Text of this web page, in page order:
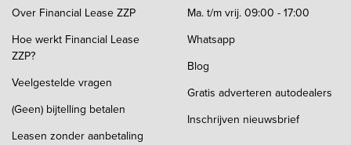
Over Financial Lease ZZP
Hoe werkt Financial Lease
ZZP?
Veelgestelde vragen
(Geen) bijtelling betalen
Leasen zonder aanbetaling
Ma. t/m vrij. 09:00 - 17:00
Whatsapp
Blog
Gratis adverteren autodealers
Inschrijven nieuwsbrief